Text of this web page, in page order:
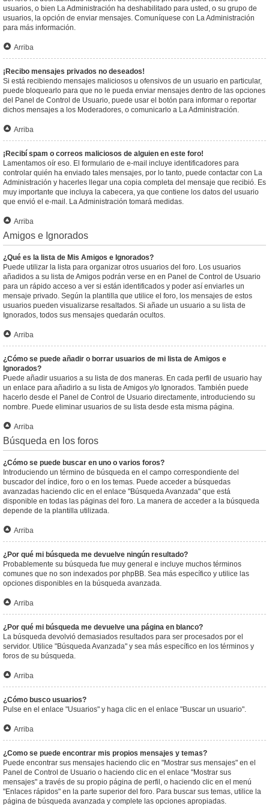
usuarios, o bien La Administración ha deshabilitado para usted, o su grupo de
usuarios, la opción de enviar mensajes. Comuníquese con La Administración
para más información.
Arriba
¡Recibo mensajes privados no deseados!
Si está recibiendo mensajes maliciosos u ofensivos de un usuario en particular,
puede bloquearlo para que no le pueda enviar mensajes dentro de las opciones
del Panel de Control de Usuario, puede usar el botón para informar o reportar
dichos mensajes a los Moderadores, o comunicarlo a La Administración.
Arriba
¡Recibí spam o correos maliciosos de alguien en este foro!
Lamentamos oír eso. El formulario de e-mail incluye identificadores para
controlar quién ha enviado tales mensajes, por lo tanto, puede contactar con La
Administración y hacerles llegar una copia completa del mensaje que recibió. Es
muy importante que incluya la cabecera, ya que contiene los datos del usuario
que envió el e-mail. La Administración tomará medidas.
Arriba
Amigos e Ignorados
¿Qué es la lista de Mis Amigos e Ignorados?
Puede utilizar la lista para organizar otros usuarios del foro. Los usuarios
añadidos a su lista de Amigos podrán verse en en Panel de Control de Usuario
para un rápido acceso a ver si están identificados y poder así enviarles un
mensaje privado. Según la plantilla que utilice el foro, los mensajes de estos
usuarios pueden visualizarse resaltados. Si añade un usuario a su lista de
Ignorados, todos sus mensajes quedarán ocultos.
Arriba
¿Cómo se puede añadir o borrar usuarios de mi lista de Amigos e
Ignorados?
Puede añadir usuarios a su lista de dos maneras. En cada perfil de usuario hay
un enlace para añadirlo a su lista de Amigos y/o Ignorados. También puede
hacerlo desde el Panel de Control de Usuario directamente, introduciendo su
nombre. Puede eliminar usuarios de su lista desde esta misma página.
Arriba
Búsqueda en los foros
¿Cómo se puede buscar en uno o varios foros?
Introduciendo un término de búsqueda en el campo correspondiente del
buscador del índice, foro o en los temas. Puede acceder a búsquedas
avanzadas haciendo clic en el enlace "Búsqueda Avanzada" que está
disponible en todas las páginas del foro. La manera de acceder a la búsqueda
depende de la plantilla utilizada.
Arriba
¿Por qué mi búsqueda me devuelve ningún resultado?
Probablemente su búsqueda fue muy general e incluye muchos términos
comunes que no son indexados por phpBB. Sea más específico y utilice las
opciones disponibles en la búsqueda avanzada.
Arriba
¿Por qué mi búsqueda me devuelve una página en blanco?
La búsqueda devolvió demasiados resultados para ser procesados por el
servidor. Utilice "Búsqueda Avanzada" y sea más específico en los términos y
foros de su búsqueda.
Arriba
¿Cómo busco usuarios?
Pulse en el enlace "Usuarios" y haga clic en el enlace "Buscar un usuario".
Arriba
¿Como se puede encontrar mis propios mensajes y temas?
Puede encontrar sus mensajes haciendo clic en "Mostrar sus mensajes" en el
Panel de Control de Usuario o haciendo clic en el enlace "Mostrar sus
mensajes" a través de su propio página de perfil, o haciendo clic en el menú
"Enlaces rápidos" en la parte superior del foro. Para buscar sus temas, utilice la
página de búsqueda avanzada y complete las opciones apropiadas.